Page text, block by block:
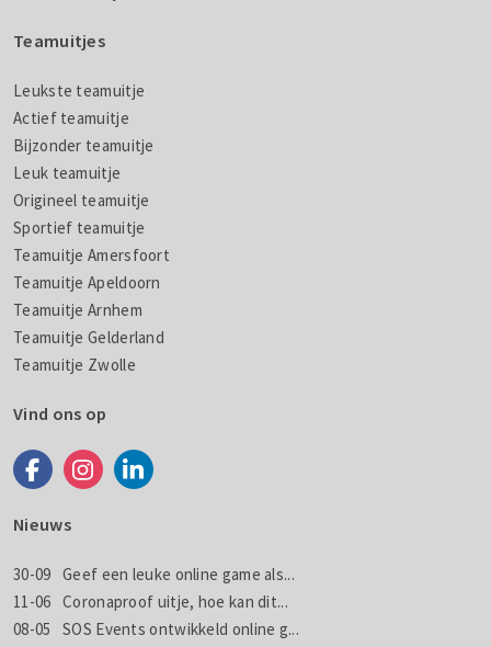
Teamuitjes
Leukste teamuitje
Actief teamuitje
Bijzonder teamuitje
Leuk teamuitje
Origineel teamuitje
Sportief teamuitje
Teamuitje Amersfoort
Teamuitje Apeldoorn
Teamuitje Arnhem
Teamuitje Gelderland
Teamuitje Zwolle
Vind ons op
Nieuws
30-09 Geef een leuke online game als...
11-06 Coronaproof uitje, hoe kan dit...
08-05
SOS Events ontwikkeld online g...